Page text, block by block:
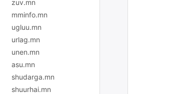
zuv.mn
mminfo.mn
ugluu.mn
urlag.mn
unen.mn
asu.mn
shudarga.mn
shuurhai.mn